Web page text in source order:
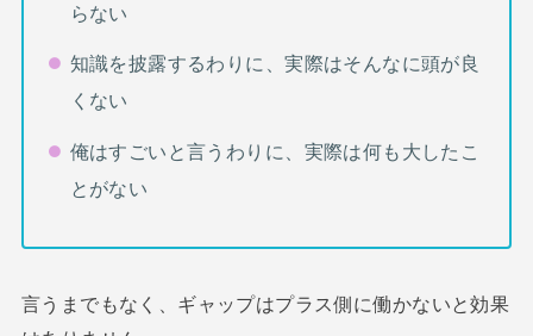
らない
知識を披露するわりに、実際はそんなに頭が良
くない
俺はすごいと言うわりに、実際は何も大したこ
とがない
言うまでもなく、ギャップはプラス側に働かないと効果